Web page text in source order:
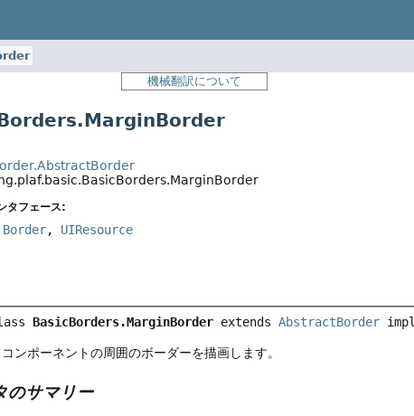
機械翻訳について
タフェース:
Border, UIResource
BasicBorders.MarginBorder extends AbstractBorder
ンポーネントの周囲のボーダーを描画します。
のサマリー